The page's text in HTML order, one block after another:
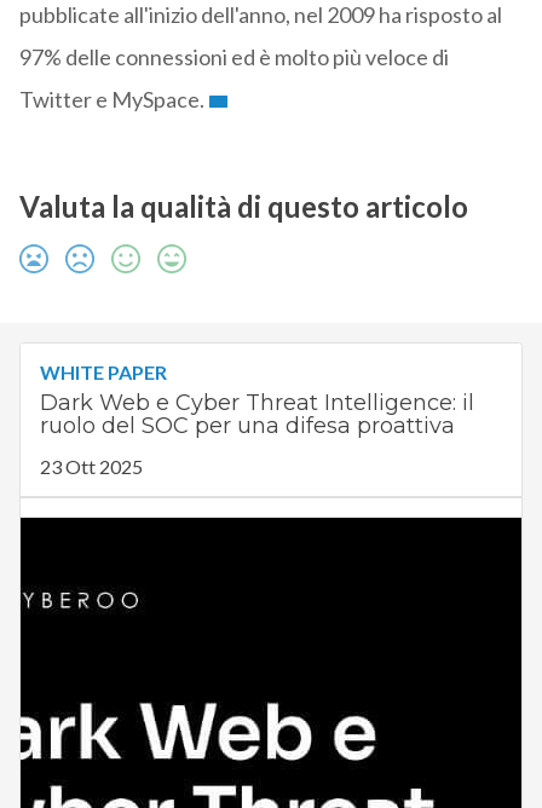
pubblicate all'inizio dell'anno, nel 2009 ha risposto al
97% delle connessioni ed è molto più veloce di
Twitter e MySpace.
Valuta la qualità di questo articolo
WHITE PAPER
Dark Web e Cyber Threat Intelligence: il
ruolo del SOC per una difesa proattiva
23 Ott 2025